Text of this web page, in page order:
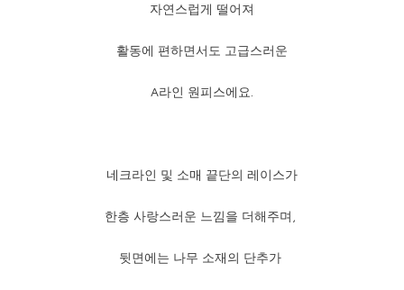
자연스럽게 떨어져
활동에 편하면서도 고급스러운
A라인 원피스에요.
네크라인 및 소매 끝단의 레이스가
한층 사랑스러운 느낌을 더해주며,
뒷면에는 나무 소재의 단추가